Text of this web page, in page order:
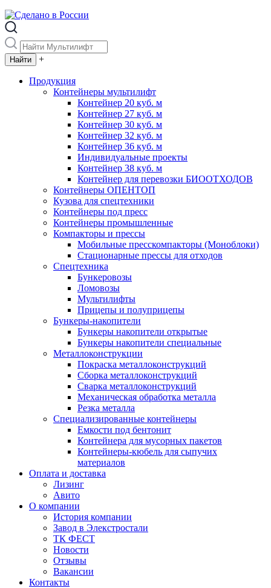
+
Продукция
Контейнеры мультилифт
Контейнер 20 куб. м
Контейнер 27 куб. м
Контейнер 30 куб. м
Контейнер 32 куб. м
Контейнер 36 куб. м
Индивидуальные проекты
Контейнер 38 куб. м
Контейнер для перевозки БИООТХОДОВ
Контейнеры ОПЕНТОП
Кузова для спецтехники
Контейнеры под пресс
Контейнеры промышленные
Компакторы и прессы
Мобильные пресскомпакторы (Моноблоки)
Стационарные прессы для отходов
Спецтехника
Бункеровозы
Ломовозы
Мультилифты
Прицепы и полуприцепы
Бункеры-накопители
Бункеры накопители открытые
Бункеры накопители специальные
Металлоконструкции
Покраска металлоконструкций
Сборка металлоконструкций
Сварка металлоконструкций
Механическая обработка металла
Резка металла
Специализированные контейнеры
Емкости под бентонит
Контейнера для мусорных пакетов
Контейнеры-кюбель для сыпучих
материалов
Оплата и доставка
Лизинг
Авито
О компании
История компании
Завод в Элекстростали
ТК ФЕСТ
Новости
Отзывы
Вакансии
Контакты